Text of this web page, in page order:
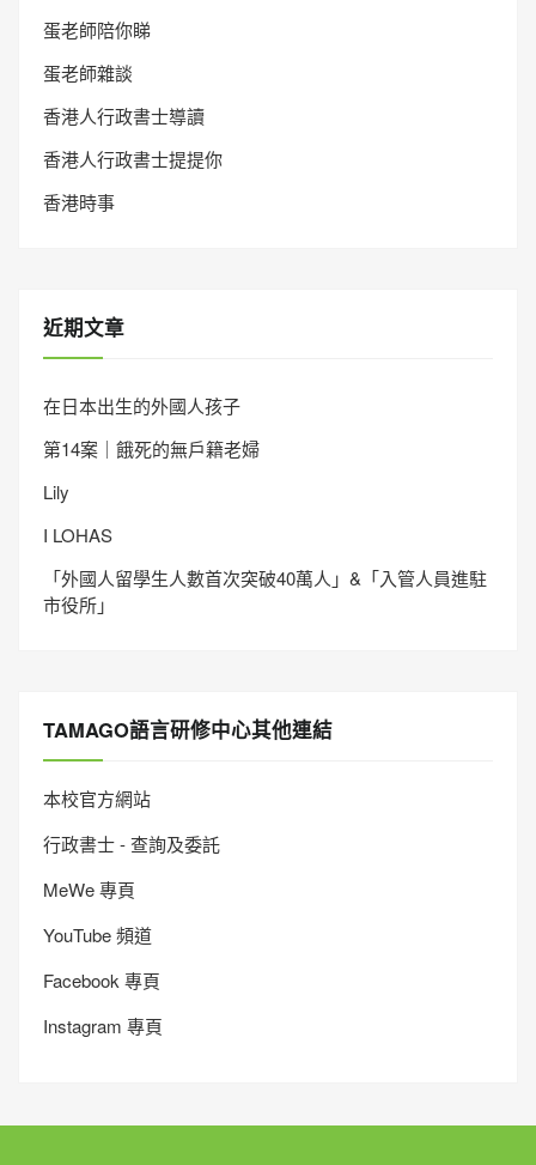
蛋老師陪你睇
蛋老師雜談
香港人行政書士導讀
香港人行政書士提提你
香港時事
近期文章
在日本出生的外國人孩子
第14案｜餓死的無戶籍老婦
Lily
I LOHAS
「外國人留學生人數首次突破40萬人」&「入管人員進駐
市役所」
TAMAGO語言研修中心其他連結
本校官方網站
行政書士 - 查詢及委託
MeWe 專頁
YouTube 頻道
Facebook 專頁
Instagram 專頁